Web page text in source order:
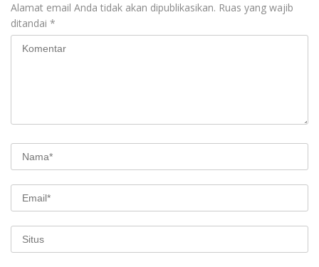
Alamat email Anda tidak akan dipublikasikan. Ruas yang wajib
ditandai *